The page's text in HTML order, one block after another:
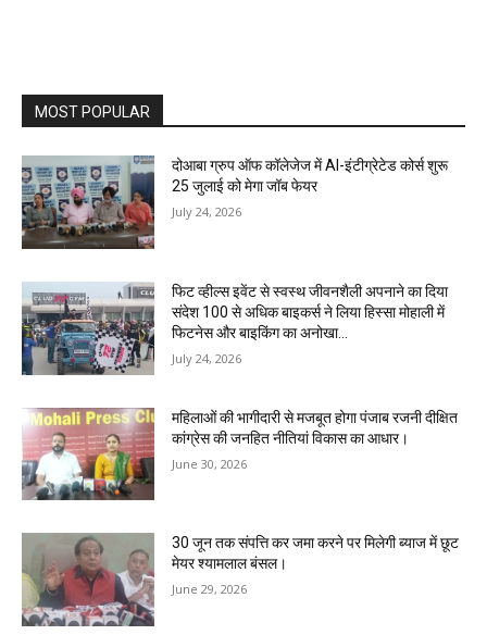
MOST POPULAR
दोआबा ग्रुप ऑफ कॉलेजेज में AI-इंटीग्रेटेड कोर्स शुरू
25 जुलाई को मेगा जॉब फेयर
July 24, 2026
फिट व्हील्स इवेंट से स्वस्थ जीवनशैली अपनाने का दिया
संदेश 100 से अधिक बाइकर्स ने लिया हिस्सा मोहाली में
फिटनेस और बाइकिंग का अनोखा...
July 24, 2026
महिलाओं की भागीदारी से मजबूत होगा पंजाब रजनी दीक्षित
कांग्रेस की जनहित नीतियां विकास का आधार।
June 30, 2026
30 जून तक संपत्ति कर जमा करने पर मिलेगी ब्याज में छूट
मेयर श्यामलाल बंसल।
June 29, 2026